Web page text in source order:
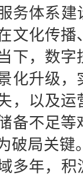
务体系
文化传
下，数
化升级
，以及
备不足
破局关键
多年，